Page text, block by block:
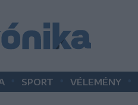
SPORT VÉLEMÉNY